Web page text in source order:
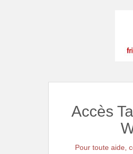
Accès
Pour toute aide,